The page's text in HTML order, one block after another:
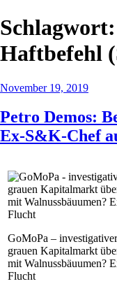
Schlagwort:
Haftbefehl
November 19, 2019
Petro Demos:
Ex-S&K-Chef
GoMoPa –
grauen Kapitalmarkt
mit Walnussbäuumen?
Flucht